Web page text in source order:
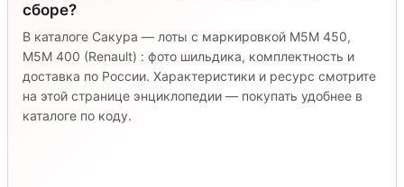
сборе?
В каталоге Сакура — лоты с маркировкой M5M 450,
M5M 400 (Renault) : фото шильдика, комплектность и
доставка по России. Характеристики и ресурс смотрите
на этой странице энциклопедии — покупать удобнее в
каталоге по коду.